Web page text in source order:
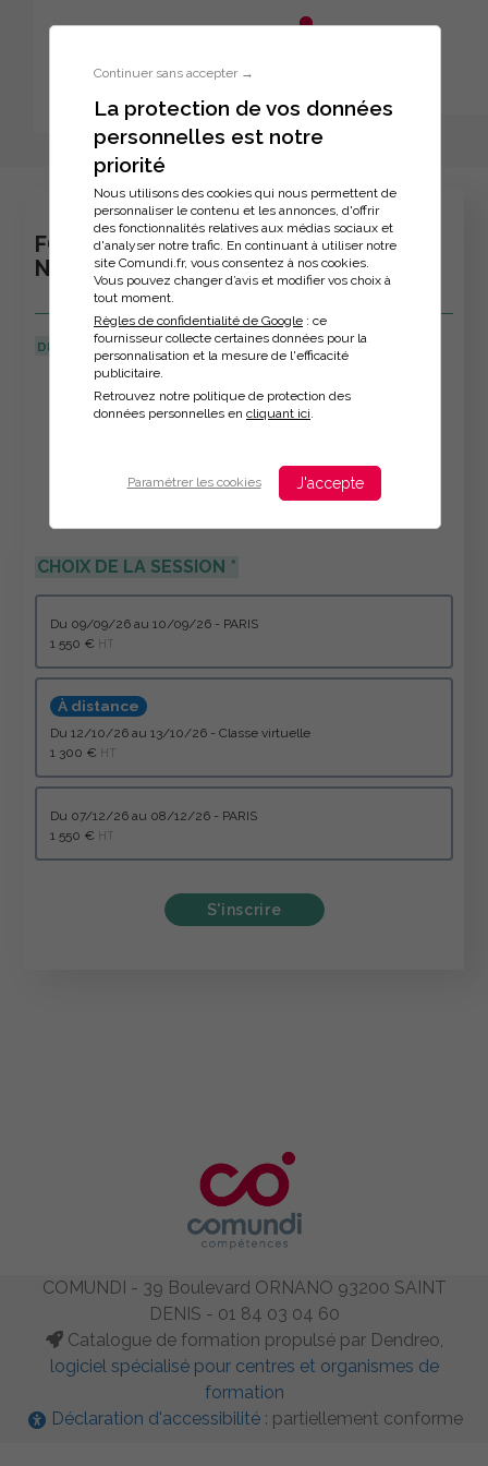
Continuer sans accepter →
La protection de vos données
personnelles est notre
priorité
Nous utilisons des cookies qui nous permettent de
personnaliser le contenu et les annonces, d'offrir
des fonctionnalités relatives aux médias sociaux et
d'analyser notre trafic. En continuant à utiliser notre
site Comundi.fr, vous consentez à nos cookies.
Vous pouvez changer d’avis et modifier vos choix à
tout moment.
Règles de confidentialité de Google : ce
fournisseur collecte certaines données pour la
personnalisation et la mesure de l'efficacité
publicitaire.
Retrouvez notre politique de protection des
données personnelles en cliquant ici
Paramétrer les cookies J'accepte
Inscription à la formation
FORMATION : TECHNIQUES DE
NÉGOCIATION
DERNIÈRE MISE À JOUR :08/04/2026
Veuillez décrire votre situation
CHOIX DE LA SESSION
du 09/09/26 au 10/09/26 - PARIS
1 550 € HT
À distance
du 12/10/26 au 13/10/26 - Classe virtuelle
1 300 € HT
du 07/12/26 au 08/12/26 - PARIS
1 550 € HT
S'inscrire
COMUNDI - 39 Boulevard ORNANO 93200 SAINT
DENIS - 01 84 03 04 60
Catalogue de formation propulsé par Dendreo,
logiciel spécialisé pour centres et organismes de
formation
Déclaration d'accessibilité : partiellement conforme